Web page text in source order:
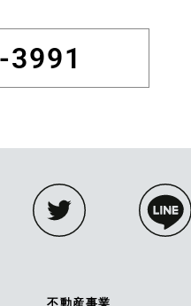
不動産事業